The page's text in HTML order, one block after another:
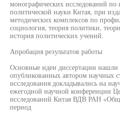
монографических исследований по
политической науки Китая, при
методических комплексов по
социология, теория политики,
история политических учений.
Апробация результатов работы
Основные идеи диссертации нашли
опубликованных автором научных
исследования докладывались на
ежегодной научной конференции
исследований Китая ВДВ РАН
период